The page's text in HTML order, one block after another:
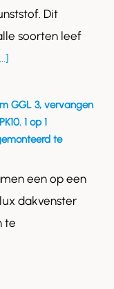
Dit
soorten leef
GGL 3, vervangen
1 op 1
te
een op een
dakvenster
te